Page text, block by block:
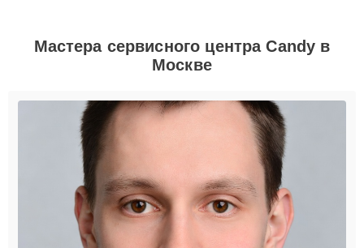
Мастера сервисного центра Candy в
Москве